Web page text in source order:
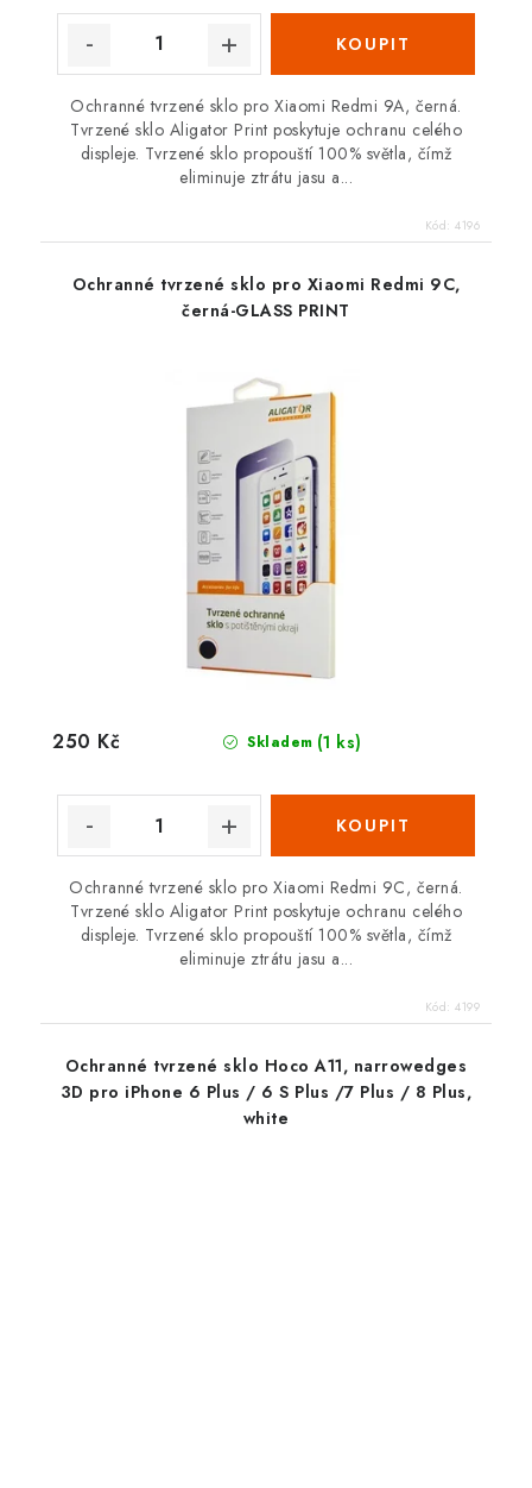
Ochranné tvrzené sklo pro Xiaomi Redmi 9A, černá.
Tvrzené sklo Aligator Print poskytuje ochranu celého
displeje. Tvrzené sklo propouští 100% světla, čímž
eliminuje ztrátu jasu a...
Kód: 4196
Ochranné tvrzené sklo pro Xiaomi Redmi 9C,
černá-GLASS PRINT
Skladem (1 ks)
250 Kč
Ochranné tvrzené sklo pro Xiaomi Redmi 9C, černá.
Tvrzené sklo Aligator Print poskytuje ochranu celého
displeje. Tvrzené sklo propouští 100% světla, čímž
eliminuje ztrátu jasu a...
Kód: 4199
Ochranné tvrzené sklo Hoco A11, narrowedges
3D pro iPhone 6 Plus / 6 S Plus /7 Plus / 8 Plus,
white